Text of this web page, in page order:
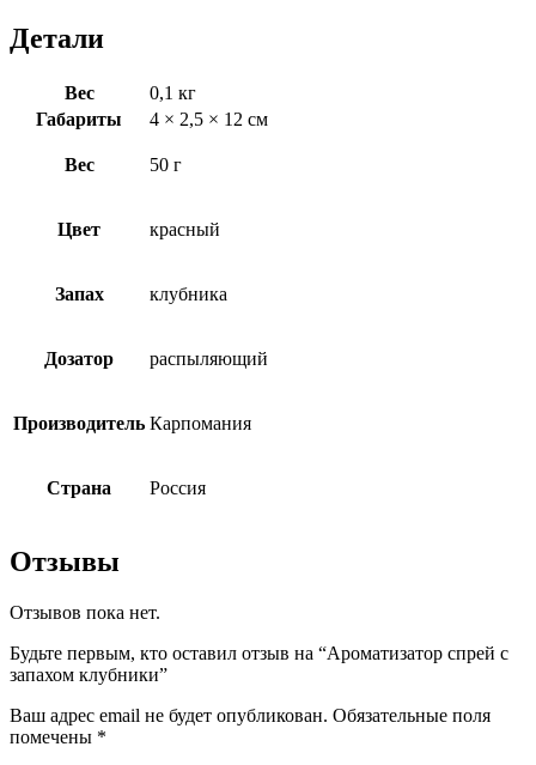
Детали
Вес
0,1 кг
Габариты
4 × 2,5 × 12 см
Вес 50 г
Цвет красный
Запах клубника
Дозатор распыляющий
Производитель Карпомания
Страна Россия
Отзывы
Отзывов пока нет.
Будьте первым, кто оставил отзыв на “Ароматизатор спрей с
запахом клубники”
Ваш адрес email не будет опубликован. Обязательные поля
помечены *